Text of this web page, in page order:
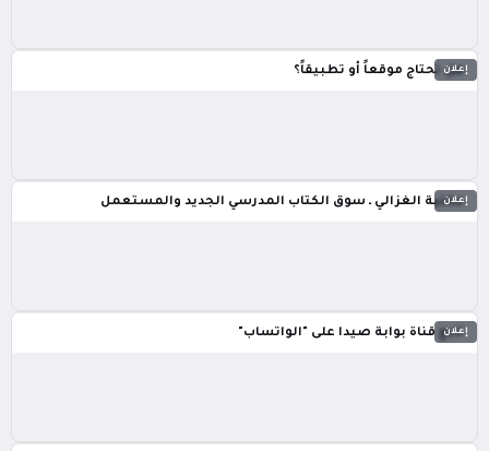
إعلان
هل تحتاج موقعاً أو تطبيقاً؟
إعلان
مكتبة الغزالي ـ سوق الكتاب المدرسي الجديد والمستعمل
إعلان
تابع قناة بوابة صيدا على "الواتساب"